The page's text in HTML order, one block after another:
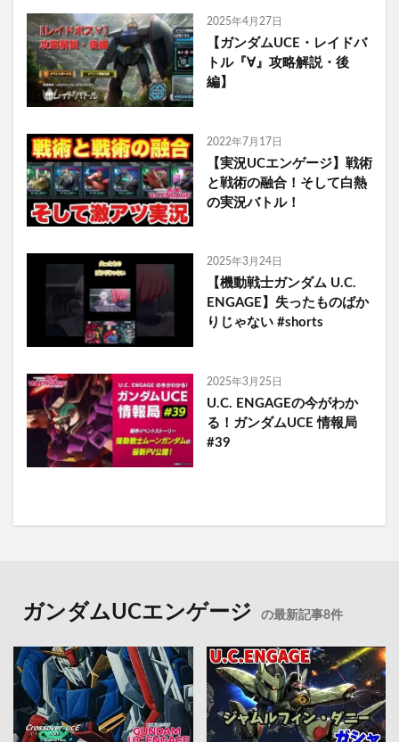
2025年4月27日
【ガンダムUCE・レイドバ
トル『∀』攻略解説・後
編】
2022年7月17日
【実況UCエンゲージ】戦術
と戦術の融合！そして白熱
の実況バトル！
2025年3月24日
【機動戦士ガンダム U.C.
ENGAGE】失ったものばか
りじゃない #shorts
2025年3月25日
U.C. ENGAGEの今がわか
る！ガンダムUCE 情報局
#39
ガンダムUCエンゲージ の最新記事8件